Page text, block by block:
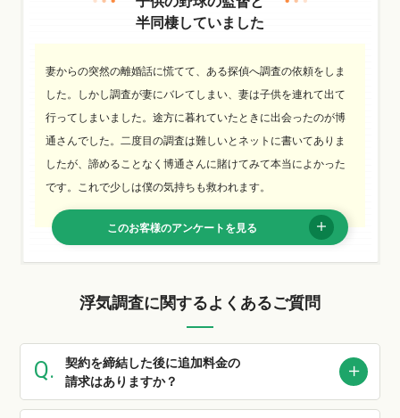
半同棲していました
妻からの突然の離婚話に慌てて、ある探偵へ調査の依頼をしま
した。しかし調査が妻にバレてしまい、妻は子供を連れて出て
行ってしまいました。途方に暮れていたときに出会ったのが博
通さんでした。二度目の調査は難しいとネットに書いてありま
したが、諦めることなく博通さんに賭けてみて本当によかった
です。これで少しは僕の気持ちも救われます。
このお客様のアンケートを見る
浮気調査に関するよくあるご質問
契約を締結した後に追加料金の
請求はありますか？